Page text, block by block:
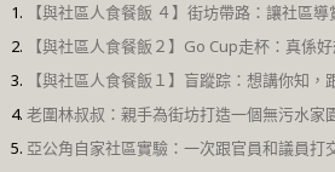
【與社區人食餐飯 ４】街坊帶路：讓社區
【與社區人食餐飯２】Go Cup走杯：真係
【與社區人食餐飯１】盲蹤踪：想講你知
老圍林叔叔：親手為街坊打造一個無污水家
亞公角自家社區實驗：一次跟官員和議員打